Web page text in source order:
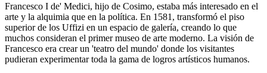
Francesco I de' Medici, hijo de Cosimo, estaba más interesado en el
arte y la alquimia que en la política. En 1581, transformó el piso
superior de los Uffizi en un espacio de galería, creando lo que
muchos consideran el primer museo de arte moderno. La visión de
Francesco era crear un 'teatro del mundo' donde los visitantes
pudieran experimentar toda la gama de logros artísticos humanos.